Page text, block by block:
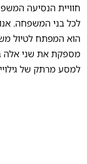
חוויית הנסיעה
לכל בני המשפחה. אנו
הוא המפתח לטיול
מספקת את שני אלה
למסע מרתק של